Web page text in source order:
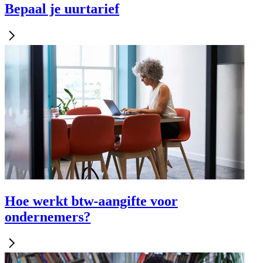
Bepaal je uurtarief
Hoe werkt btw-aangifte voor
ondernemers?